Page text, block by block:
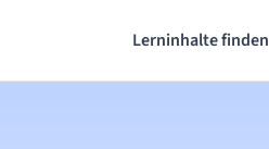
Lerninhalte finden